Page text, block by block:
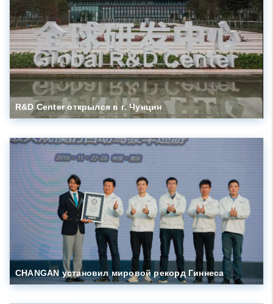
R&D Center открылся в г. Чунцин
CHANGAN установил мировой рекорд Гиннеса